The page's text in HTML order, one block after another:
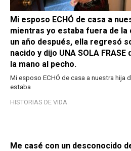
Mi esposo ECHÓ de casa a
mientras yo estaba fuera de la
un año después, ella regresó
nacido y dijo UNA SOLA
la mano al pecho.
Mi esposo ECHÓ de casa a nuestra hija
estaba
HISTORIAS DE VIDA
Me casé con un desconocido